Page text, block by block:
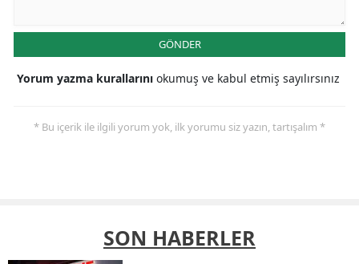
GÖNDER
Yorum yazma kurallarını okumuş ve kabul etmiş sayılırsınız
* Bu içerik ile ilgili yorum yok, ilk yorumu siz yazın, tartışalım *
SON HABERLER